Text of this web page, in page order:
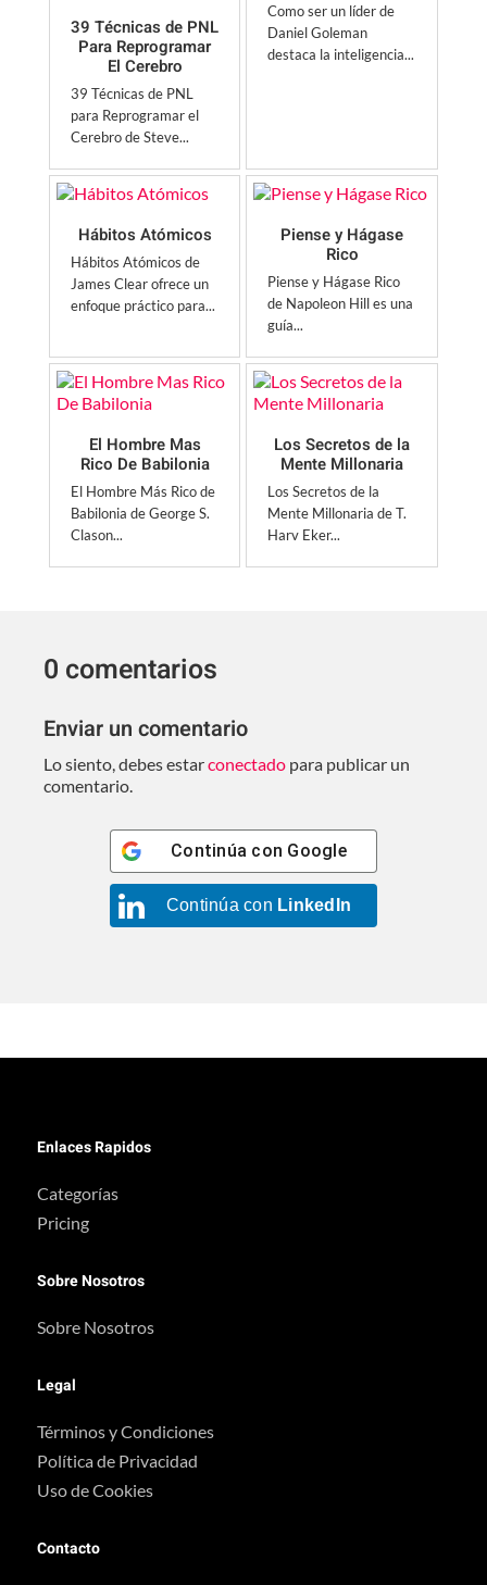
39 Técnicas de PNL
Para Reprogramar
El Cerebro
39 Técnicas de PNL
para Reprogramar el
Cerebro de Steve...
Como ser un líder de
Daniel Goleman
destaca la inteligencia...
Hábitos Atómicos
Hábitos Atómicos de
James Clear ofrece un
enfoque práctico para...
Piense y Hágase
Rico
Piense y Hágase Rico
de Napoleon Hill es una
guía...
El Hombre Mas
Rico De Babilonia
El Hombre Más Rico de
Babilonia de George S.
Clason...
Los Secretos de la
Mente Millonaria
Los Secretos de la
Mente Millonaria de T.
Harv Eker...
0 comentarios
Enviar un comentario
Lo siento, debes estarconectado para publicar un
comentario.
Continúa con Google
Continúa con LinkedIn
Enlaces Rapidos
Categorías
Pricing
Sobre Nosotros
Sobre Nosotros
Legal
Términos y Condiciones
Política de Privacidad
Uso de Cookies
Contacto